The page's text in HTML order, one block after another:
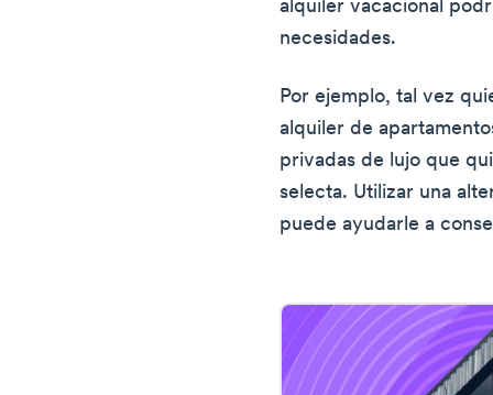
alquiler vacacional
necesidades.
Por ejemplo, tal vez
alquiler de
privadas de lujo que
selecta. Utilizar una
puede ayudarle a